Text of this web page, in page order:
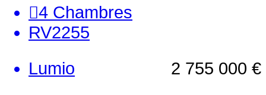
4 Chambres
RV2255
2 755 000 €
Lumio